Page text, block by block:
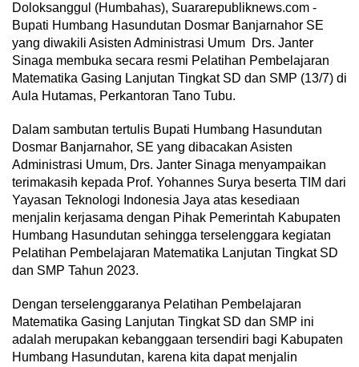
Doloksanggul (Humbahas), Suararepubliknews.com -
Bupati Humbang Hasundutan Dosmar Banjarnahor SE
yang diwakili Asisten Administrasi Umum Drs. Janter
Sinaga membuka secara resmi Pelatihan Pembelajaran
Matematika Gasing Lanjutan Tingkat SD dan SMP (13/7) di
Aula Hutamas, Perkantoran Tano Tubu.
Dalam sambutan tertulis Bupati Humbang Hasundutan
Dosmar Banjarnahor, SE yang dibacakan Asisten
Administrasi Umum, Drs. Janter Sinaga menyampaikan
terimakasih kepada Prof. Yohannes Surya beserta TIM dari
Yayasan Teknologi Indonesia Jaya atas kesediaan
menjalin kerjasama dengan Pihak Pemerintah Kabupaten
Humbang Hasundutan sehingga terselenggara kegiatan
Pelatihan Pembelajaran Matematika Lanjutan Tingkat SD
dan SMP Tahun 2023.
Dengan terselenggaranya Pelatihan Pembelajaran
Matematika Gasing Lanjutan Tingkat SD dan SMP ini
adalah merupakan kebanggaan tersendiri bagi Kabupaten
Humbang Hasundutan, karena kita dapat menjalin